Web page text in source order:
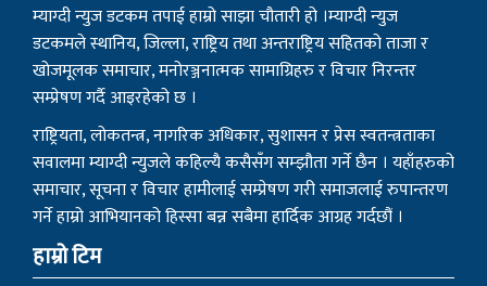
म्याग्दी न्युज डटकम तपाई हाम्रो साझा चौतारी हो ।म्याग्दी न्युज
डटकमले स्थानिय, जिल्ला, राष्ट्रिय तथा अन्तराष्ट्रिय सहितको ताजा र
खोजमूलक समाचार, मनोरञ्जनात्मक सामाग्रिहरु र विचार निरन्तर
सम्प्रेषण गर्दै आइरहेको छ ।
राष्ट्रियता, लोकतन्त्र, नागरिक अधिकार, सुशासन र प्रेस स्वतन्त्रताका
सवालमा म्याग्दी न्युजले कहिल्यै कसैसँग सम्झौता गर्ने छैन । यहाँहरुको
समाचार, सूचना र विचार हामीलाई सम्प्रेषण गरी समाजलाई रुपान्तरण
गर्ने हाम्रो आभियानको हिस्सा बन्न सबैमा हार्दिक आग्रह गर्दछौं ।
हाम्रो टिम